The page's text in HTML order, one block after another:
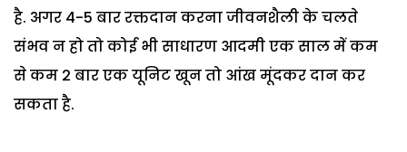
है. अगर 4-5 बार रक्तदान करना जीवनशैली के चलते
संभव न हो तो कोई भी साधारण आदमी एक साल में कम
से कम 2 बार एक यूनिट खून तो आंख मूंदकर दान कर
सकता है.